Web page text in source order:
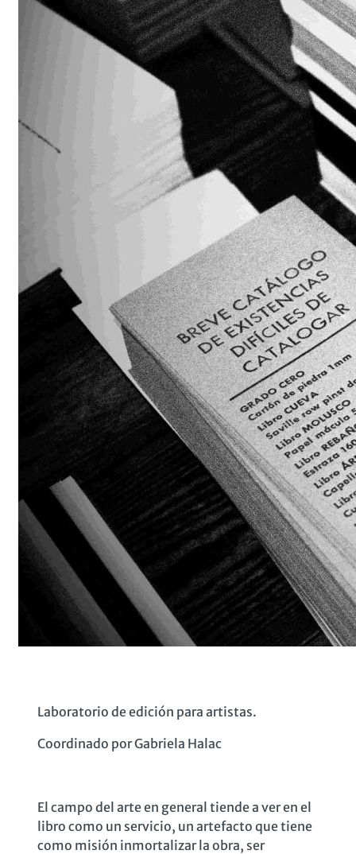
Laboratorio de edición para artistas.
Coordinado por Gabriela Halac
El campo del arte en general tiende a ver en el
libro como un servicio, un artefacto que tiene
como misión inmortalizar la obra, ser